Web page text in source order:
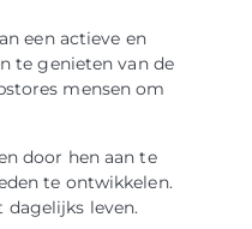
een actieve en
te genieten van de
mensen om
door hen aan te
te ontwikkelen.
dagelijks leven.